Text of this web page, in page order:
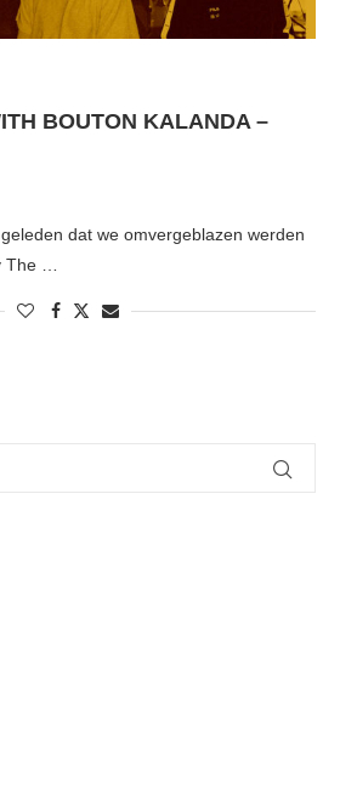
BOUTON KALANDA –
dat we omvergeblazen werden
The …